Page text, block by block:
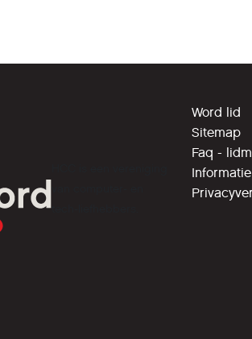
tech-liefhebbers.
Word lid
Sitemap
Faq -
Informatie